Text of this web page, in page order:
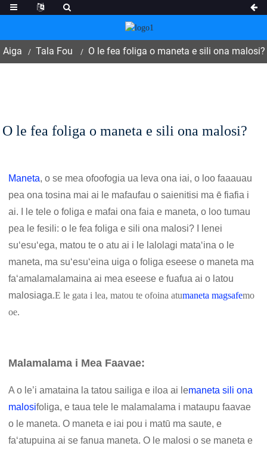
Aiga Tala Fou O le fea foliga o maneta e sili ona malosi?
O le fea foliga o maneta e sili ona malosi?
Maneta, o se mea ofoofogia ua leva ona iai, o loo faaauau
pea ona tosina mai ai le mafaufau o saienitisi ma ē fiafia i
ai. I le tele o foliga e mafai ona faia e maneta, o loo tumau
pea le fesili: o le fea foliga e sili ona malosi? I lenei
suʻesuʻega, matou te o atu ai i le lalolagi mataʻina o le
maneta, ma suʻesuʻeina uiga o foliga eseese o maneta ma
faʻamalamalamaina ai mea eseese e fuafua ai o latou
malosiaga.E le gata i lea, matou te ofoina atumaneta magsafemo
oe.
Malamalama i Mea Faavae:
A o le’i amataina la tatou sailiga e iloa ai lemaneta sili ona
malosifoliga, e taua tele le malamalama i mataupu faavae
o le maneta. O maneta e iai pou i matū ma saute, e
faʻatupuina ai se fanua maneta. O le malosi o se maneta e